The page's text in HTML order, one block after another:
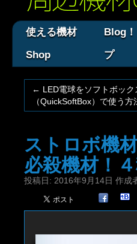
使える機材
Shop
Blog
プ
← LED電球をソフトボック
（QuickSoftBox）で使う方
ストロボ機
必殺機材！４
投稿日: 2016年9月14日 作成